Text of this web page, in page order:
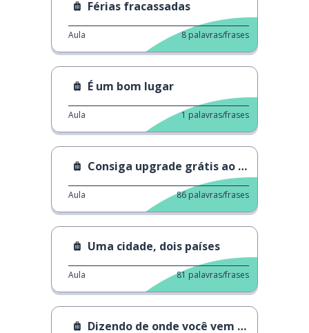
Férias fracassadas
Aula 8 palavras/frases
É um bom lugar
Aula 1 palavras/frases
Consiga upgrade grátis ao viajar
Aula 86 palavras/frases
Uma cidade, dois países
Aula 81 palavras/frases
Dizendo de onde você vem 1 2